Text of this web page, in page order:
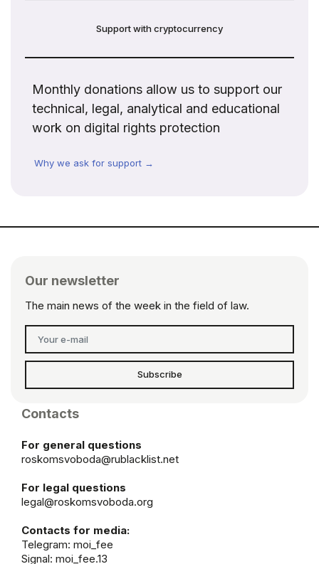
Support with cryptocurrency
Monthly donations allow us to support our
technical, legal, analytical and educational
work on digital rights protection
Why we ask for support →
Our newsletter
The main news of the week in the field of law.
Subscribe
Contacts
For general questions
roskomsvoboda@rublacklist.net
For legal questions
legal@roskomsvoboda.org
Contacts for media:
Telegram: moi_fee
Signal: moi_fee.13